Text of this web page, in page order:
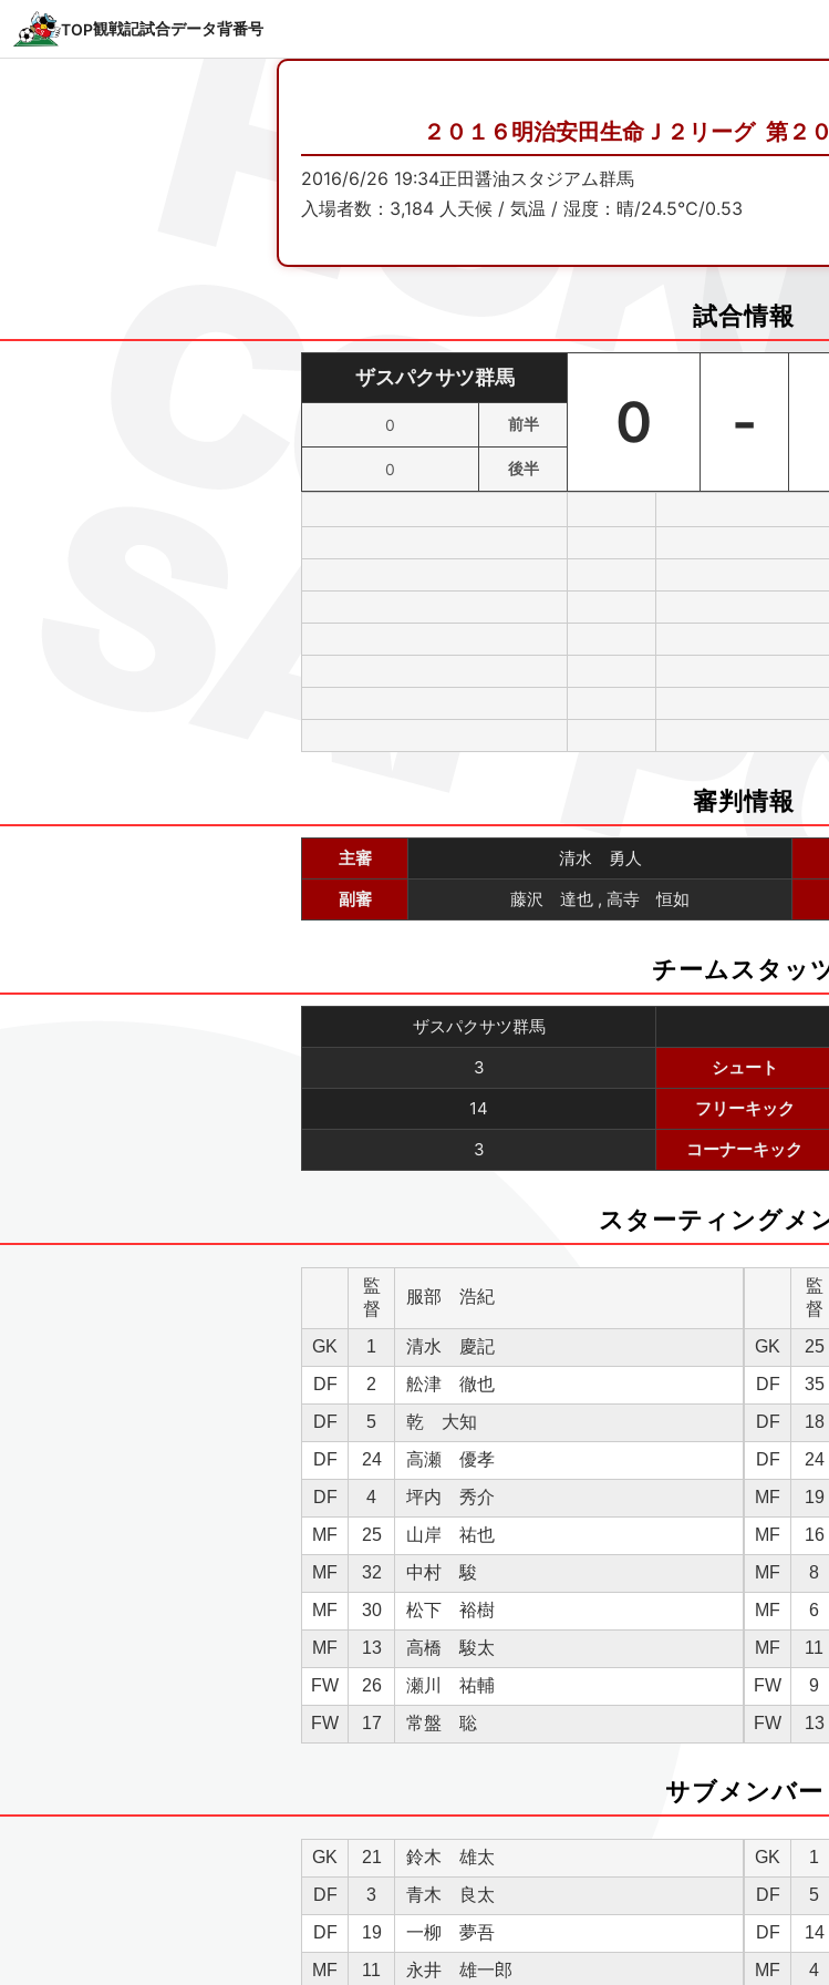
TOP観戦記試合データ背番号
２０１６明治安田生命Ｊ２リーグ 第２
2016/6/26 19:34正田醤油スタジアム群馬
入場者数：3,184 人 天候 / 気温 / 湿度：晴/24.5℃/0.53
試合情報
ザスパクサツ群馬
0 -
0 前半
0 後半
審判情報
主審 清水 勇人
副審
藤沢 達也 , 高寺 恒如
チームスタッ
ザスパクサツ群馬
3
シュート
14
フリーキック
3
コーナーキック
スターティングメ
監
督
服部 浩紀
GK 1
清水 慶記
DF
2
舩津 徹也
DF
5
乾 大知
DF
24
高瀬 優孝
DF
4
坪内 秀介
MF
25
山岸 祐也
MF
32
中村 駿
MF
30
松下 裕樹
MF
13
高橋 駿太
FW
26
瀬川 祐輔
FW
17 常盤 聡
監
督
GK 25
DF
35
DF
18
DF
24
MF
19
MF
16
MF
8
MF
6
MF
11
FW
9
FW
13
サブメンバー
GK 21
鈴木 雄太
DF
3
青木 良太
DF
19
一柳 夢吾
MF
11 永井 雄一郎
GK 1
DF
5
DF
14
MF
4